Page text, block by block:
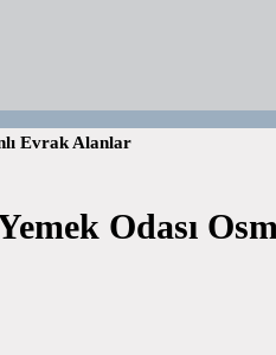
Evrak Alanlar
Odası